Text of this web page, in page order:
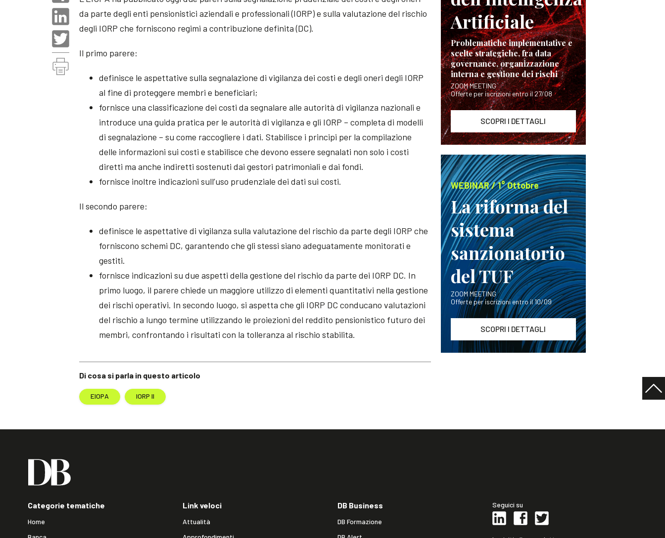
Di cosa si parla in questo articolo
EIOPA IORP II
da parte degli enti pensionistici aziendali e professionali (IORP) e sulla valutazione del rischio
degli IORP che forniscono regimi a contribuzione definita (DC).
Il primo parere:
definisce le aspettative sulla segnalazione di vigilanza dei costi e degli oneri degli IORP
al fine di proteggere membri e beneficiari;
fornisce una classificazione dei costi da segnalare alle autorità di vigilanza nazionali e
introduce una guida pratica per le autorità di vigilanza e gli IORP – completa di modelli
di segnalazione – su come raccogliere i dati. Stabilisce i principi per la compilazione
delle informazioni sui costi e stabilisce che devono essere segnalati non solo i costi
diretti ma anche indiretti sostenuti dai gestori patrimoniali e dai fondi.
fornisce inoltre indicazioni sull’uso prudenziale dei dati sui costi.
Il secondo parere:
definisce le aspettative di vigilanza sulla valutazione del rischio da parte degli IORP che
forniscono schemi DC, garantendo che gli stessi siano adeguatamente monitorati e
gestiti.
fornisce indicazioni su due aspetti della gestione del rischio da parte dei IORP DC. In
primo luogo, il parere chiede un maggiore utilizzo di elementi quantitativi nella gestione
dei rischi operativi. In secondo luogo, si aspetta che gli IORP DC conducano valutazioni
del rischio a lungo termine utilizzando le proiezioni del reddito pensionistico futuro dei
membri, confrontando i risultati con la tolleranza al rischio stabilita.
Artificiale
Problematiche implementative e
scelte strategiche, fra data
governance, organizzazione
interna e gestione dei rischi
ZOOM MEETING
Offerte per iscrizioni entro il 27/08
SCOPRI I DETTAGLI
WEBINAR / 1° Ottobre
La riforma del
sistema
sanzionatorio
del TUF
ZOOM MEETING
Offerte per iscrizioni entro il 10/09
SCOPRI I DETTAGLI
Categorie tematiche
Home
Link veloci
Attualità
DB Business
DB Formazione
Seguici su